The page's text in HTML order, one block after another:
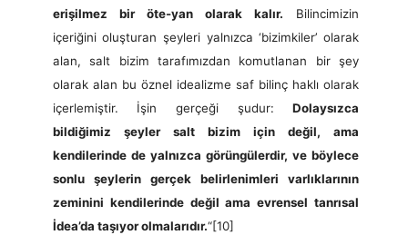
erişilmez bir öte-yan olarak kalır. Bilincimizin
içeriğini oluşturan şeyleri yalnızca ‘bizimkiler’ olarak
alan, salt bizim tarafımızdan komutlanan bir şey
olarak alan bu öznel idealizme saf bilinç haklı olarak
içerlemiştir. İşin gerçeği şudur:Dolaysızca
bildiğimiz şeyler salt bizim için değil, ama
kendilerinde de yalnızca görüngülerdir, ve böylece
sonlu şeylerin gerçek belirlenimleri varlıklarının
zeminini kendilerinde değil ama evrensel tanrısal
İdea’da taşıyor olmalarıdır.“[10]